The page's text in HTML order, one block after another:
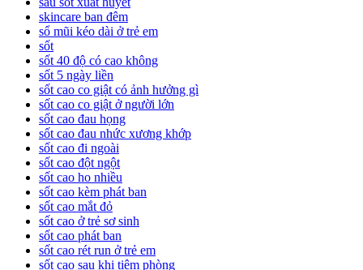
skincare ban đêm
sổ mũi kéo dài ở trẻ em
sốt
sốt 40 độ có cao không
sốt 5 ngày liền
sốt cao co giật có ảnh hưởng gì
sốt cao co giật ở người lớn
sốt cao đau họng
sốt cao đau nhức xương khớp
sốt cao đi ngoài
sốt cao đột ngột
sốt cao ho nhiều
sốt cao kèm phát ban
sốt cao mắt đỏ
sốt cao ở trẻ sơ sinh
sốt cao phát ban
sốt cao rét run ở trẻ em
sốt cao sau khi tiêm phòng